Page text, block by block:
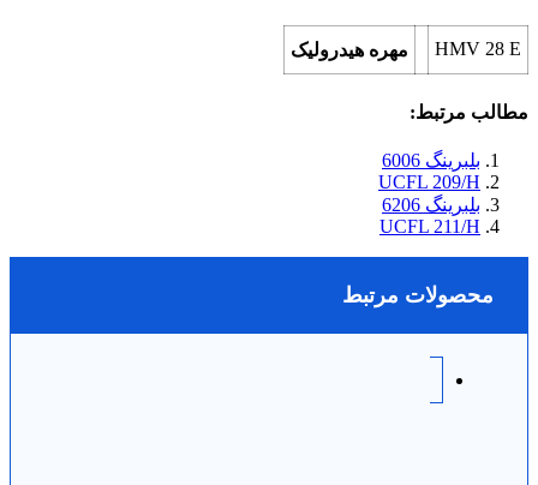
مهره هیدرولیک HMV 28 E
مطالب مرتبط:
بلبرینگ 6006
UCFL 209/H
بلبرینگ 6206
UCFL 211/H
محصولات مرتبط